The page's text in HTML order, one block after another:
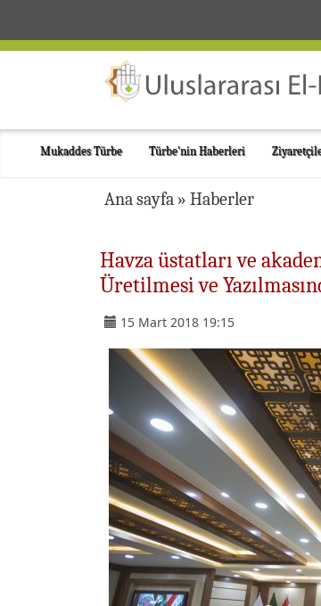
Mukaddes Türbe Türbe'nin Haberleri
Ana sayfa » Haberler
Havza üstatları ve
Üretilmesi ve
15 Mart 2018 19:15